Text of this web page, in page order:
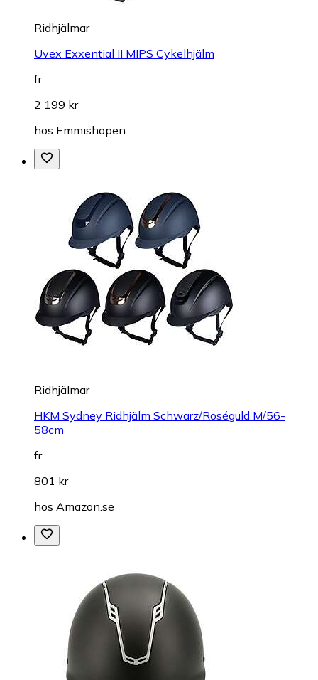
Ridhjälmar
Uvex Exxential II MIPS Cykelhjälm
fr.
2 199 kr
hos Emmishopen
Ridhjälmar
HKM Sydney Ridhjälm Schwarz/Roséguld M/56-
58cm
fr.
801 kr
hos Amazon.se